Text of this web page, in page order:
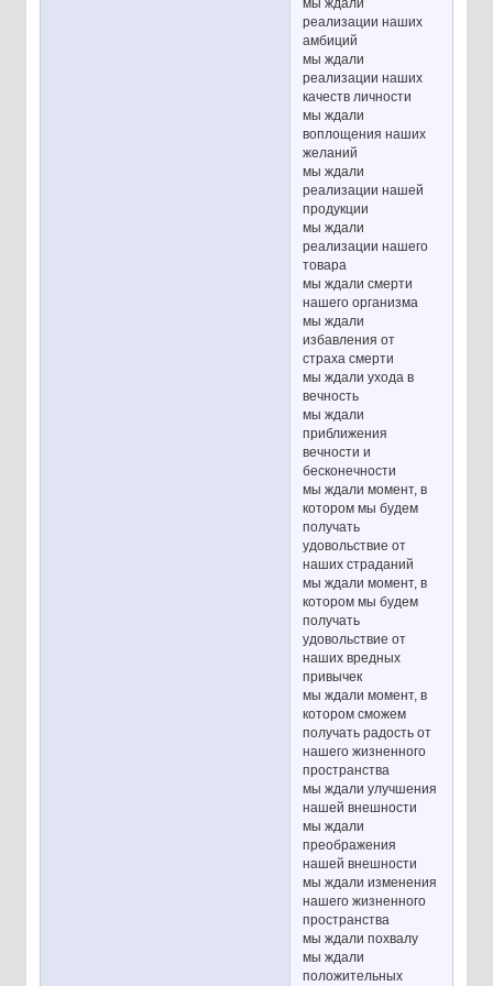
мы ждали
реализации наших
амбиций
мы ждали
реализации наших
качеств личности
мы ждали
воплощения наших
желаний
мы ждали
реализации нашей
продукции
мы ждали
реализации нашего
товара
мы ждали смерти
нашего организма
мы ждали
избавления от
страха смерти
мы ждали ухода в
вечность
мы ждали
приближения
вечности и
бесконечности
мы ждали момент, в
котором мы будем
получать
удовольствие от
наших страданий
мы ждали момент, в
котором мы будем
получать
удовольствие от
наших вредных
привычек
мы ждали момент, в
котором сможем
получать радость от
нашего жизненного
пространства
мы ждали улучшения
нашей внешности
мы ждали
преображения
нашей внешности
мы ждали изменения
нашего жизненного
пространства
мы ждали похвалу
мы ждали
положительных